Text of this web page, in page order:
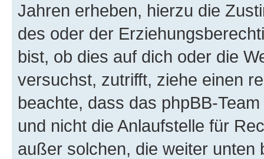
Jahren erheben, hierzu die
des oder der
bist, ob dies auf dich oder die
versuchst, zutrifft, ziehe einen
beachte, dass das phpBB-
und nicht die Anlaufstelle für
außer solchen, die weiter unten